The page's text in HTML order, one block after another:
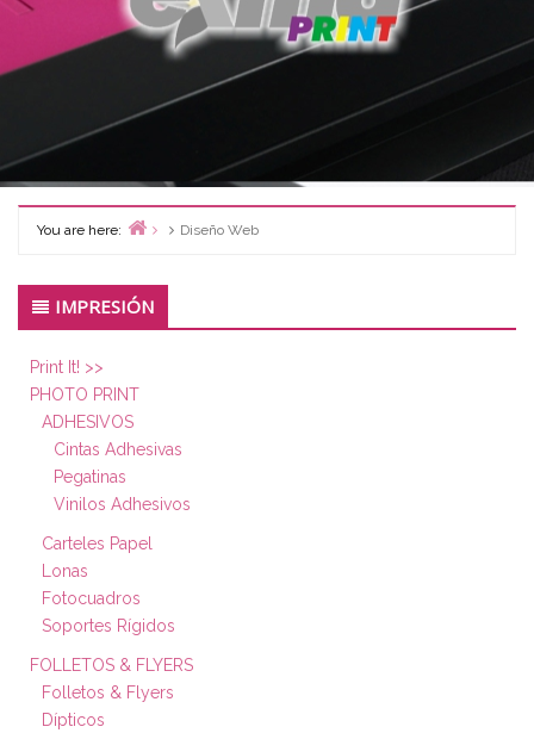
You are here:
Diseño Web
Primary
Sidebar
IMPRESIÓN
Print It! >>
PHOTO PRINT
ADHESIVOS
Cintas Adhesivas
Pegatinas
Vinilos Adhesivos
Carteles Papel
Lonas
Fotocuadros
Soportes Rígidos
FOLLETOS & FLYERS
Folletos & Flyers
Dípticos